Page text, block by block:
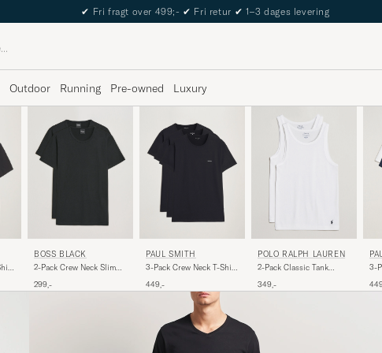
The Care of Carl Passport
Outdoor Running Pre-owned Luxury
BOSS BLACK
2-Pack Crew Neck Slim
299,-
PAUL SMITH
3-Pack Crew Neck T-Shirt
449,-
POLO RALPH LAUREN
2-Pack Classic Tank
349,-
3-